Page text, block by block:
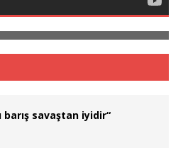
barış savaştan iyidir“